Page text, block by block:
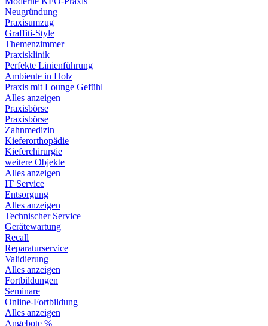
Neugründung
Praxisumzug
Graffiti-Style
Themenzimmer
Praxisklinik
Perfekte Linienführung
Ambiente in Holz
Praxis mit Lounge Gefühl
Alles anzeigen
Praxisbörse
Praxisbörse
Zahnmedizin
Kieferorthopädie
Kieferchirurgie
weitere Objekte
Alles anzeigen
IT Service
Entsorgung
Alles anzeigen
Technischer Service
Gerätewartung
Recall
Reparaturservice
Validierung
Alles anzeigen
Fortbildungen
Seminare
Online-Fortbildung
Alles anzeigen
Angebote %